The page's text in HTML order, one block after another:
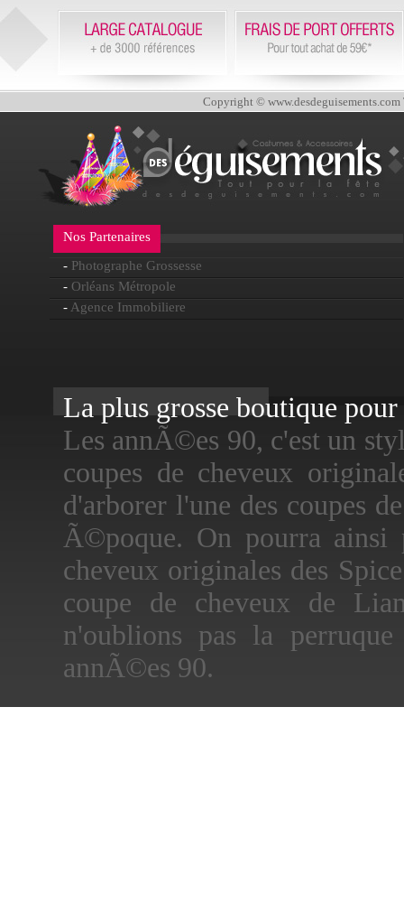
Copyright © www.desdeguisements.com
Nos Partenaires
- Photographe Grossesse
- Orléans Métropole
- Agence Immobiliere
La plus grosse boutique
Les annÃ©es 90, c'est un
coupes de cheveux
d'arborer l'une des coupes
Ã©poque. On pourra ainsi
cheveux originales des
coupe de cheveux de
n'oublions pas la
annÃ©es 90.